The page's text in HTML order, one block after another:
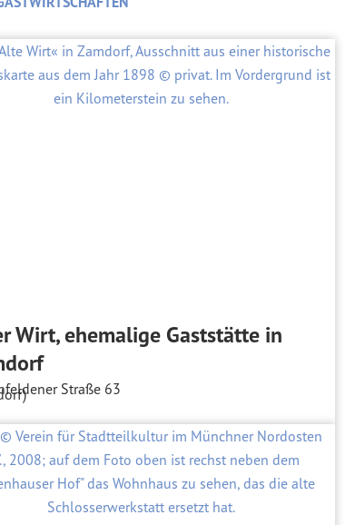
Wirt, ehemalige Gaststätte in
Straße 63